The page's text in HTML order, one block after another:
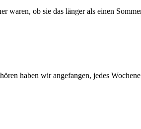
waren, ob sie das länger als einen
haben wir angefangen, jedes